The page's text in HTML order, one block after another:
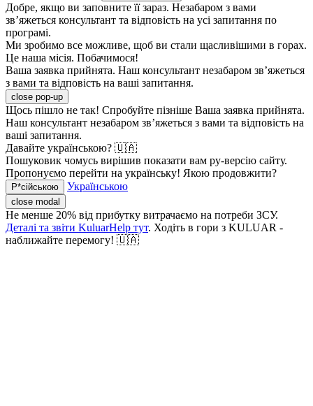
Добре, якщо ви заповните її зараз. Незабаром з вами
зв’яжеться консультант та відповість на усі запитання по
програмі.
Ми зробимо все можливе, щоб ви стали щасливішими в горах.
Це наша місія. Побачимося!
Ваша заявка прийнята. Наш консультант незабаром зв’яжеться
з вами та відповість на ваші запитання.
close pop-up
Щось пішло не так! Спробуйте пізніше Ваша заявка прийнята.
Наш консультант незабаром зв’яжеться з вами та відповість на
ваші запитання.
Давайте українською? 🇺🇦
Пошуковик чомусь вирішив показати вам ру-версію сайту.
Пропонуємо перейти на українську! Якою продовжити?
Р*сійською Українською
close modal
Не менше 20% від прибутку витрачаємо на потреби ЗСУ.
Деталі та звіти KuluarHelp тут. Ходіть в гори з KULUAR -
наближайте перемогу! 🇺🇦